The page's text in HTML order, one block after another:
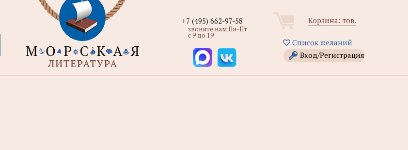
Корзина: тов.
Список желаний
Вход/Регистрация
+7 (495) 662-97-58
звоните нам Пн-Пт
с 9 до 19